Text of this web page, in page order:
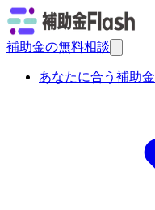
補助金の無料相談
あなたに合う補助金